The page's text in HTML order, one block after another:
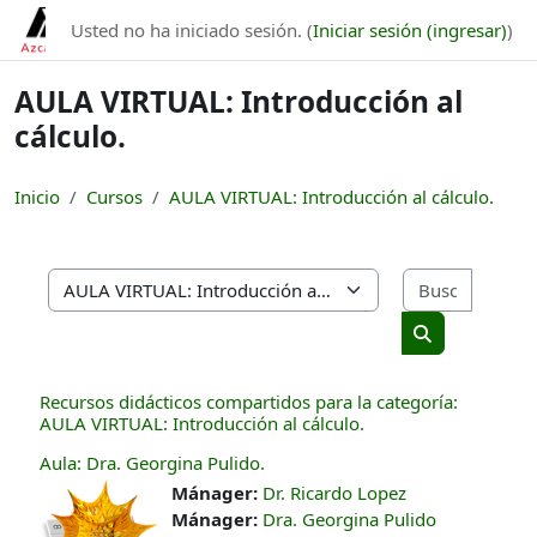
Saltar al contenido principal
Usted no ha iniciado sesión. (Iniciar sesión (ingresar))
AULA VIRTUAL: Introducción al
cálculo.
Inicio Cursos AULA VIRTUAL: Introducción al cálculo.
Categorías
Buscar cursos
Recursos didácticos compartidos para la categoría:
AULA VIRTUAL: Introducción al cálculo.
Aula: Dra. Georgina Pulido.
Mánager: Dr. Ricardo Lopez
Mánager: Dra. Georgina Pulido